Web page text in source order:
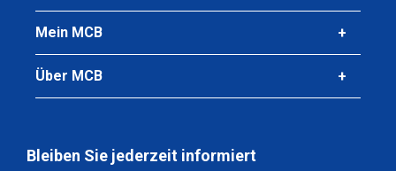
Mein MCB
Über MCB
Bleiben Sie jederzeit informiert